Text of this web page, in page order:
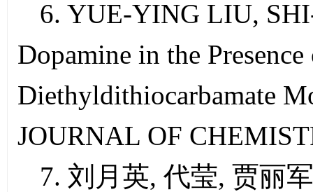
6. YUE-YING LIU,
Dopamine in the
Diethyldithiocarbamate
JOURNAL OF
7. 刘月英, 代莹, 贾丽